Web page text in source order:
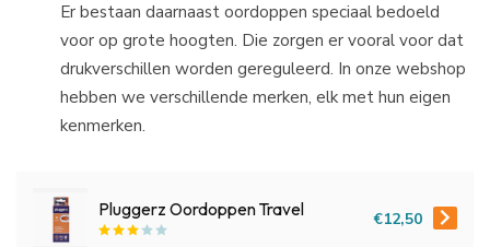
Er bestaan daarnaast oordoppen speciaal bedoeld
voor op grote hoogten. Die zorgen er vooral voor dat
drukverschillen worden gereguleerd. In onze webshop
hebben we verschillende merken, elk met hun eigen
kenmerken.
Pluggerz Oordoppen Travel €12,50